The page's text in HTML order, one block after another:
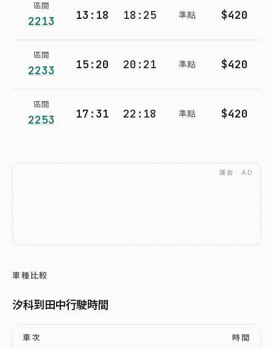
區間
2213 13:18 18:25 準點 $420
區間
2233 15:20 20:21 準點 $420
區間
2253 17:31 22:18 準點 $420
廣告 · AD
車種比較
汐科到田中行駛時間
車次 時間